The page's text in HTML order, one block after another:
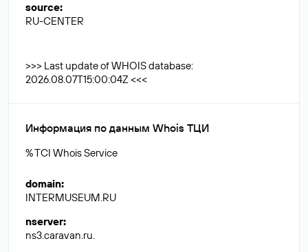
source:
RU-CENTER
>>> Last update of WHOIS database:
2026.08.07T15:00:04Z <<<
Информация по данным Whois ТЦИ
% TCI Whois Service
domain:
INTERMUSEUM.RU
nserver:
ns3.caravan.ru.